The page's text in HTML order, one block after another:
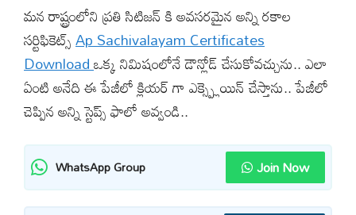
మన రాష్ట్రంలోని ప్రతి సిటిజన్ కి అవసరమైన అన్ని రకాల
సర్టిఫికెట్స్Ap Sachivalayam Certificates
Downloadఒక్క నిమిషంలోనే డౌన్లోడ్ చేసుకోవచ్చును.. ఎలా
ఏంటి అనేది ఈ పేజీలో క్లియర్ గా ఎక్స్ప్లెయిన్ చేస్తాను.. పేజీలో
చెప్పిన అన్ని స్టెప్స్ ఫాలో అవ్వండి..
WhatsApp Group Join Now